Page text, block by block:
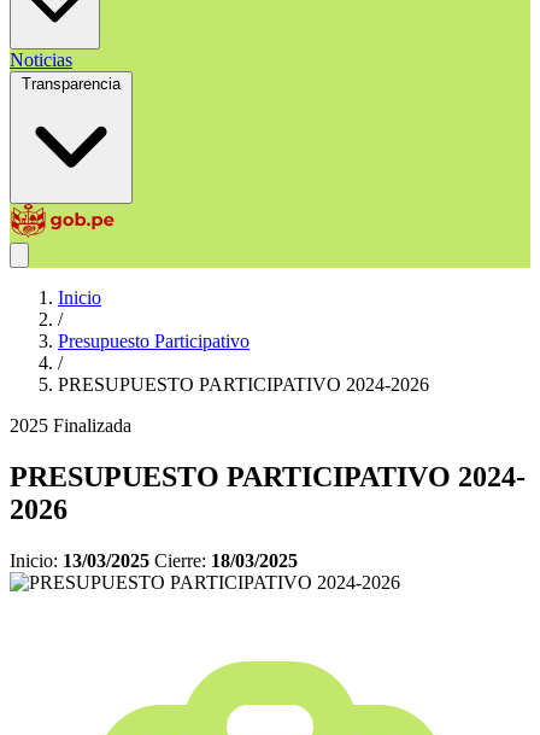
Noticias
Transparencia
Inicio
/
Presupuesto Participativo
/
PRESUPUESTO PARTICIPATIVO 2024-2026
2025 Finalizada
PRESUPUESTO PARTICIPATIVO 2024-
2026
Inicio: 13/03/2025 Cierre: 18/03/2025